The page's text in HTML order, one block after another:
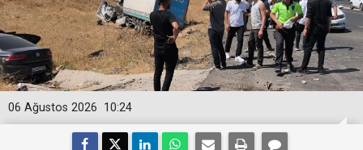
10:24
06 Ağustos 2026